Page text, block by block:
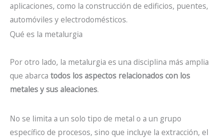
aplicaciones, como la construcción de edificios, puentes,
automóviles y electrodomésticos.
Qué es la metalurgia
Por otro lado, la metalurgia es una disciplina más amplia
que abarca todos los aspectos relacionados con los
metales y sus aleaciones.
No se limita a un solo tipo de metal o a un grupo
específico de procesos, sino que incluye la extracción, el